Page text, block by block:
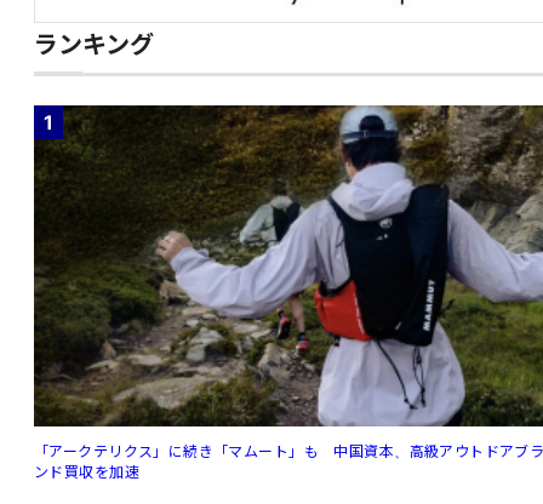
ランキング
1
「アークテリクス」に続き「マムート」も 中国資本、高級アウトドアブ
ンド買収を加速